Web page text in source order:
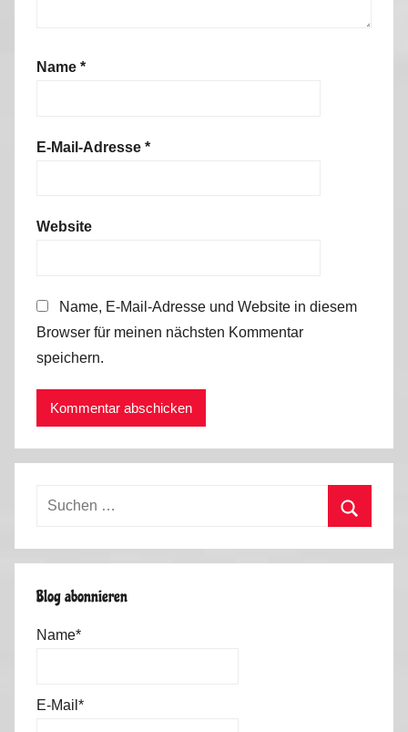
Name *
E-Mail-Adresse *
Website
Name, E-Mail-Adresse und Website in diesem
Browser für meinen nächsten Kommentar
speichern.
Suchen
Blog abonnieren
Name*
E-Mail*